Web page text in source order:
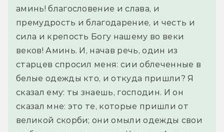
аминь! благословение и слава, и
премудрость и благодарение, и честь и
сила и крепость Богу нашему во веки
веков! Аминь. И, начав речь, один из
старцев спросил меня: сии облеченные в
белые одежды кто, и откуда пришли? Я
сказал ему: ты знаешь, господин. И он
сказал мне: это те, которые пришли от
великой скорби; они омыли одежды свои